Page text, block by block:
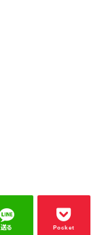
送る Pocket